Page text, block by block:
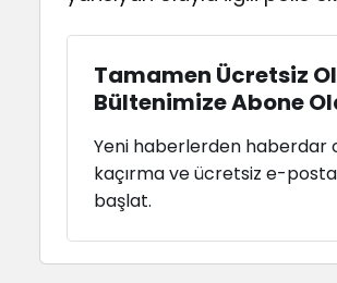
Tamamen Ücretsiz
Bültenimize Abone
Yeni haberlerden haberdar
kaçırma ve ücretsiz e-
başlat.